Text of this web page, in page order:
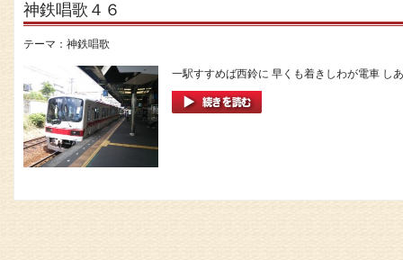
神鉄唱歌４６
テーマ： 神鉄唱歌
一駅すすめば西鈴に 早くも着きしわが電車 し